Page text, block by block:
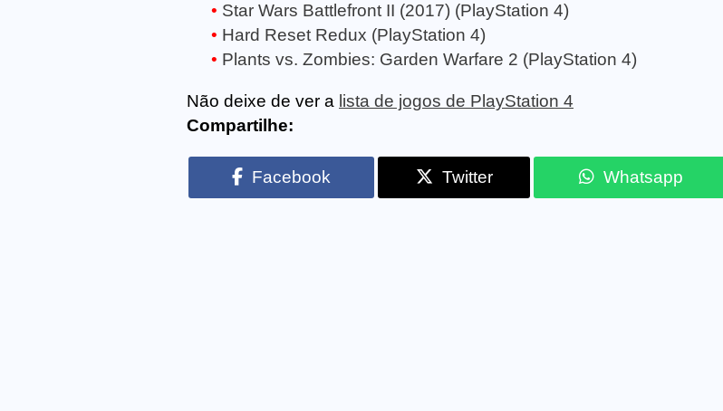
Star Wars Battlefront II (2017) (PlayStation 4)
Hard Reset Redux (PlayStation 4)
Plants vs. Zombies: Garden Warfare 2 (PlayStation 4)
Não deixe de ver a lista de jogos de PlayStation 4
Compartilhe:
Facebook Twitter Whatsapp